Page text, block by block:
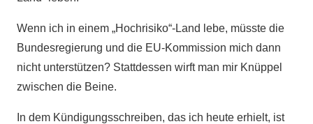
Wenn ich in einem „Hochrisiko“-Land lebe, müsste die
Bundesregierung und die EU-Kommission mich dann
nicht unterstützen? Stattdessen wirft man mir Knüppel
zwischen die Beine.
In dem Kündigungsschreiben, das ich heute erhielt, ist